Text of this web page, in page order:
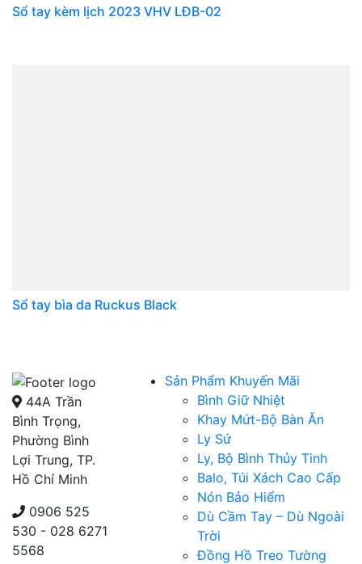
Sổ tay kèm lịch 2023 VHV LĐB-02
Sổ tay bìa da Ruckus Black
44A Trần
Bình Trọng,
Phường Bình
Lợi Trung, TP.
Hồ Chí Minh
0906 525
530 - 028 6271
5568
Sản Phẩm Khuyến Mãi
Bình Giữ Nhiệt
Khay Mứt-Bộ Bàn Ăn
Ly Sứ
Ly, Bộ Bình Thủy Tinh
Balo, Túi Xách Cao Cấp
Nón Bảo Hiểm
Dù Cầm Tay – Dù Ngoài
Trời
Đồng Hồ Treo Tường